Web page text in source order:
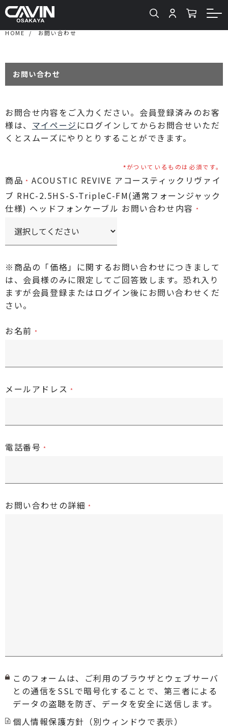
HOME お問い合わせ
お問い合わせ
お問合せ内容をご入力ください。会員登録済みのお客
様は、 マイページ にログインしてからお問合せいただ
くとスムーズにやりとりすることができます。
がついているものは必須です。
商品
ACOUSTIC REVIVE アコースティックリヴァイ
ブ RHC-2.5HS-S-TripleC-FM(通常フォーンジャック
仕様) ヘッドフォンケーブル お問い合わせ内容
※商品の「価格」に関するお問い合わせにつきまして
は、会員様のみに限定してご回答致します。恐れ入り
ますが会員登録またはログイン後にお問い合わせくだ
さい。
お名前
メールアドレス
電話番号
お問い合わせの詳細
このフォームは、ご利用のブラウザとウェブサーバ
との通信をSSLで暗号化することで、第三者による
データの盗聴を防ぎ、データを安全に送信します。
個人情報保護方針（別ウィンドウで表示）